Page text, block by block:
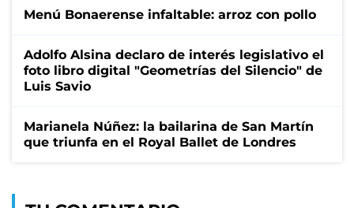
Menú Bonaerense infaltable: arroz con pollo
Adolfo Alsina declaro de interés legislativo el
foto libro digital "Geometrías del Silencio" de
Luis Savio
Marianela Núñez: la bailarina de San Martín
que triunfa en el Royal Ballet de Londres